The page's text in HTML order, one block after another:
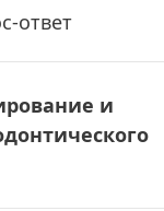
ответ
и